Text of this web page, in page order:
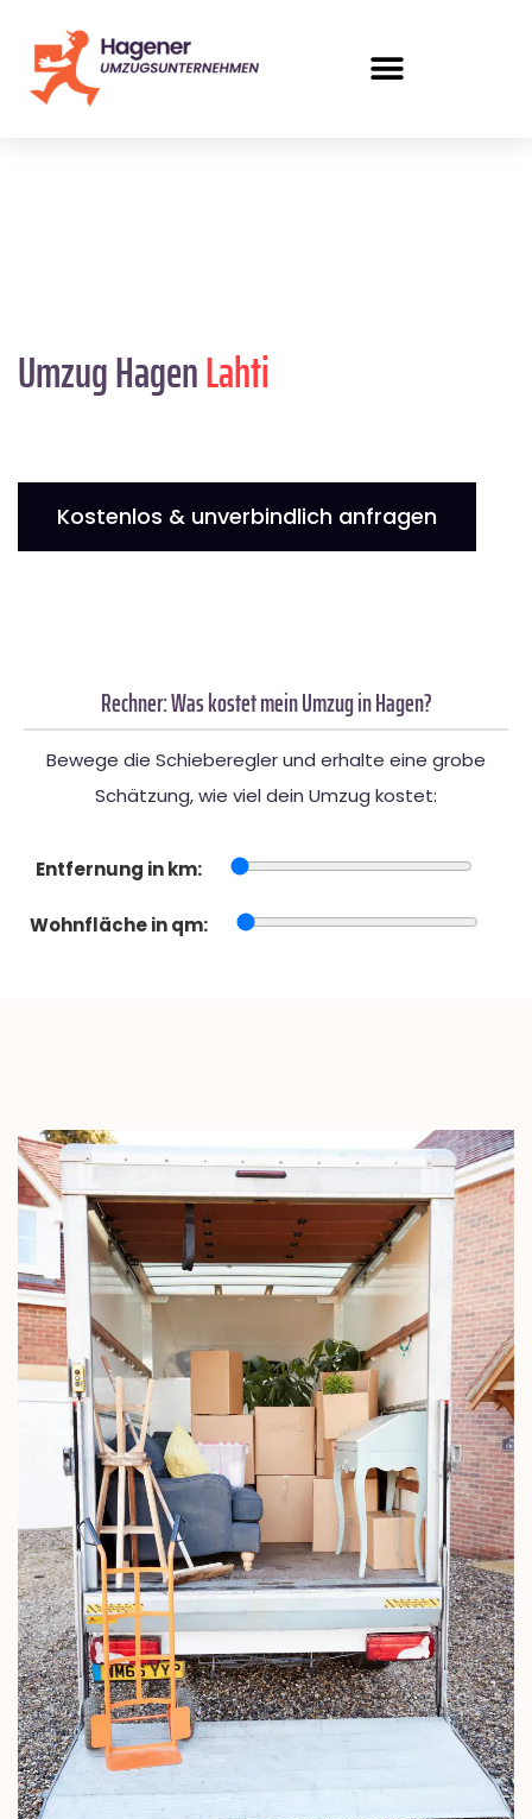
Umzug HagenLahti
Kostenlos & unverbindlich anfragen
Rechner: Was kostet mein Umzug in Hagen?
Bewege die Schieberegler und erhalte eine grobe
Schätzung, wie viel dein Umzug kostet:
Entfernung in km:
Wohnfläche in qm: